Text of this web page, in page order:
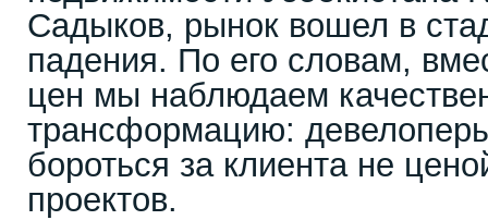
Садыков, рынок вошел в
падения. По его словам,
цен мы наблюдаем
трансформацию:
бороться за клиента не
проектов.